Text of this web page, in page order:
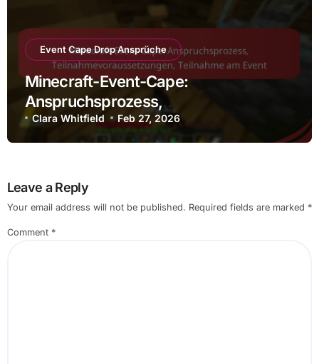
Event Cape Drop Ansprüche
Minecraft-Event-Cape:
Anspruchsprozess,
Teilnahmevoraussetzungen,
Teilnahme am Event
Clara Whitfield Feb 27, 2026
Leave a Reply
Your email address will not be published. Required fields are marked *
Comment *